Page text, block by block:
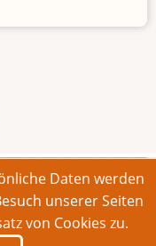
vorbehalten.
Daten werden
unserer Seiten
von Cookies zu.